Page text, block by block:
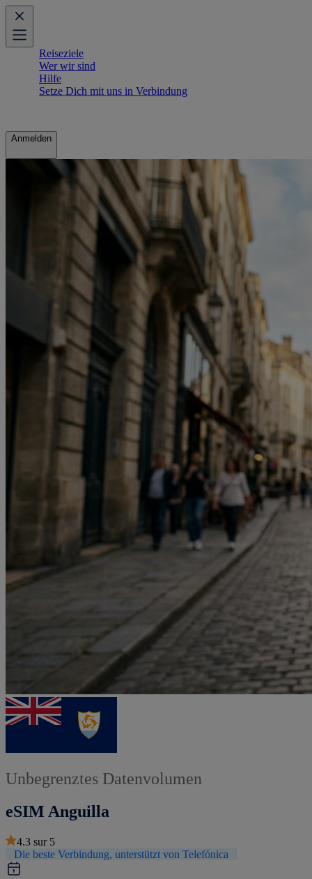
Reiseziele
Wer wir sind
Hilfe
Setze Dich mit uns in Verbindung
Anmelden
Unbegrenztes Datenvolumen
eSIM Anguilla
4.3 sur 5
Die beste Verbindung, unterstützt von Telefónica